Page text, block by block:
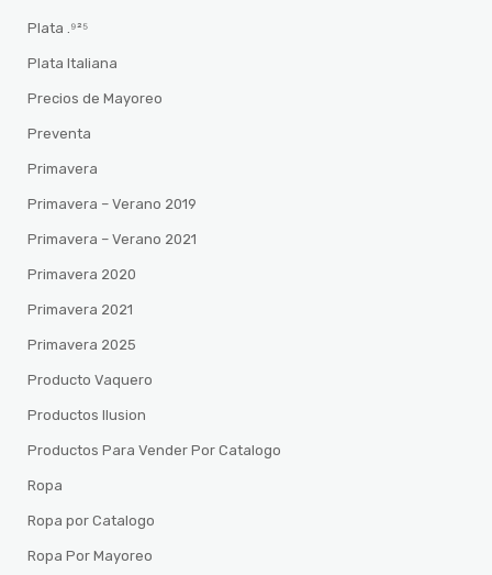
Plata .⁹²⁵
Plata Italiana
Precios de Mayoreo
Preventa
Primavera
Primavera – Verano 2019
Primavera – Verano 2021
Primavera 2020
Primavera 2021
Primavera 2025
Producto Vaquero
Productos Ilusion
Productos Para Vender Por Catalogo
Ropa
Ropa por Catalogo
Ropa Por Mayoreo